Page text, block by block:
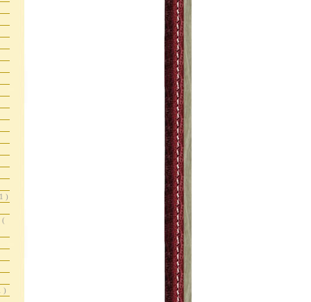
)
(
)